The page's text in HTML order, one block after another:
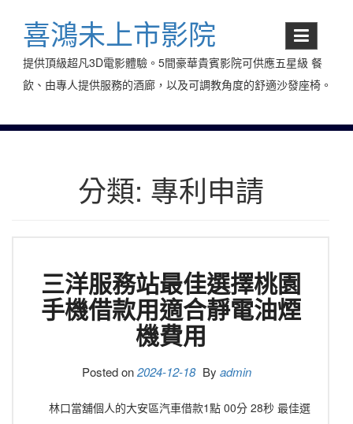
content喜鴻未上市影院
提供頂級超凡3D電影體驗。5間豪華貴賓影院可供應五星級 餐
飲、由專人提供服務的酒廊，以及可調教角度的舒適沙發座椅。
分類: 專利申請
三洋服務站最佳選擇桃園
手機借款用適合靜電油煙
機費用
Posted on2024-12-18 By admin
林口當舖個人的大安區汽車借款1點 00分 28秒 最佳選